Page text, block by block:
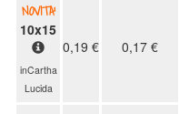
AlpitourWorld
(Stampe)
NOVITA'
10x15
inCartha
Lucida
0,19 € 0,17 €